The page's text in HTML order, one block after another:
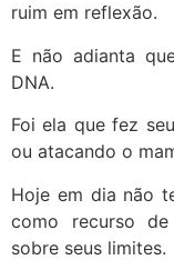
ruim em reflexão.
E não adianta
DNA.
Foi ela que fez
ou atacando o
Hoje em dia não
como recurso
sobre seus limites.